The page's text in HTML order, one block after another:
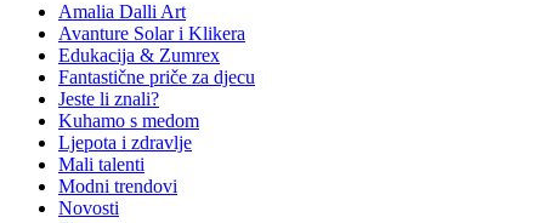
Amalia Dalli Art
Avanture Solar i Klikera
Edukacija & Zumrex
Fantastične priče za djecu
Jeste li znali?
Kuhamo s medom
Ljepota i zdravlje
Mali talenti
Modni trendovi
Novosti